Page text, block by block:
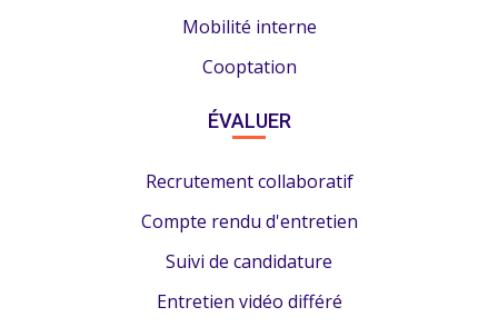
Mobilité interne
Cooptation
ÉVALUER
Recrutement collaboratif
Compte rendu d'entretien
Suivi de candidature
Entretien vidéo différé